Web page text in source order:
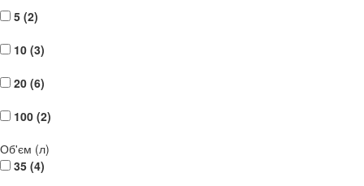
5 (2)
10 (3)
20 (6)
100 (2)
Об'єм (л)
35 (4)